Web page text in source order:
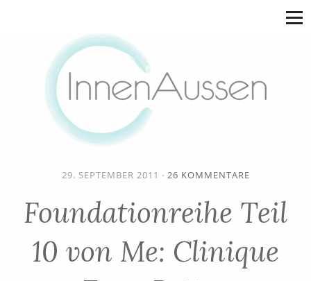
29. SEPTEMBER 2011 · 26 KOMMENTARE
Foundationreihe Teil
10 von Me: Clinique